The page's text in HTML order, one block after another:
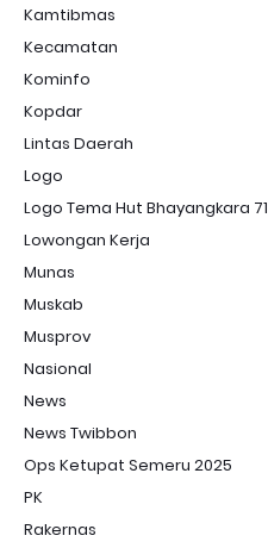
Kamtibmas
Kecamatan
Kominfo
Kopdar
Lintas Daerah
Logo
Logo Tema Hut Bhayangkara 71
Lowongan Kerja
Munas
Muskab
Musprov
Nasional
News
News Twibbon
Ops Ketupat Semeru 2025
PK
Rakernas